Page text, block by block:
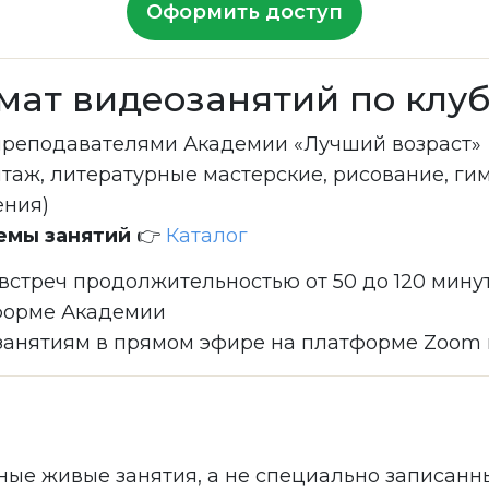
Оформить доступ
видеозанятий по
Академии «Лучший возраст»
литературные мастерские, рисование,
занятий 👉 Каталог
продолжительностью от 50 до 120
Академии
в прямом эфире на платформе
живые занятия, а не специально